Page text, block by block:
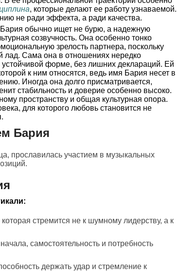
, которые делают ее работу узнаваемой.
не ради эффекта, а ради качества.
обычно ищет не бурю, а надежную
созвучность. Она особенно тонко
зрелость партнера, поскольку
лад. Сама она в отношениях нередко
форме, без лишних деклараций. Ей
к ним относятся, ведь имя Бария несет в
Иногда она долго присматривается,
стабильность и доверие особенно высоко.
пространству и общая культурная опора.
для которого любовь становится не
Бария
прославилась участием в музыкальных
стремится не к шумному лидерству, а к
самостоятельность и потребность
держать удар и стремление к